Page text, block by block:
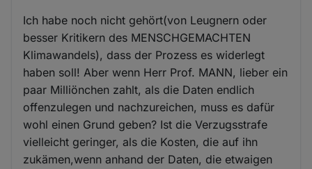
Ich habe noch nicht gehört(von Leugnern oder
besser Kritikern des MENSCHGEMACHTEN
Klimawandels), dass der Prozess es widerlegt
haben soll! Aber wenn Herr Prof. MANN, lieber ein
paar Milliönchen zahlt, als die Daten endlich
offenzulegen und nachzureichen, muss es dafür
wohl einen Grund geben? Ist die Verzugsstrafe
vielleicht geringer, als die Kosten, die auf ihn
zukämen,wenn anhand der Daten, die etwaigen